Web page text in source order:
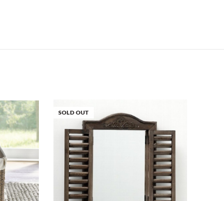
SOLD OUT